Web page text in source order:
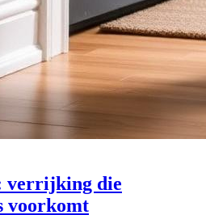
verrijking die
voorkomt